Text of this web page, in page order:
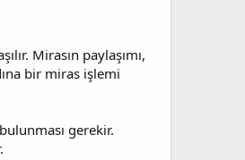
Mirasın paylaşımı,
bir miras işlemi
gerekir.